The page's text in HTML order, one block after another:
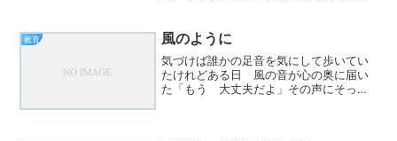
いか活発な意見が出て、ハンドサインで
賛否が示され、テンポよく進...
教育 風のように
気づけば誰かの足音を気にして歩いてい
たけれどある日 風の音が心の奥に届い
た「もう 大丈夫だよ」その声にそっと